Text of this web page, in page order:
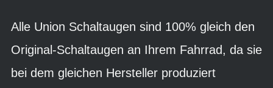
Alle Union Schaltaugen sind 100% gleich den
Original-Schaltaugen an Ihrem Fahrrad, da sie
bei dem gleichen Hersteller produziert